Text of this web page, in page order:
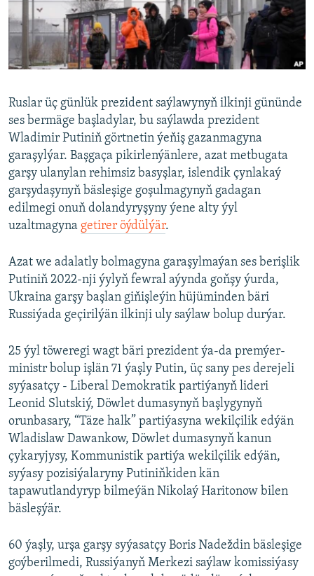
Ruslar üç günlük prezident saýlawynyň ilkinji gününde
ses bermäge başladylar, bu saýlawda prezident
Wladimir Putiniň görtnetin ýeňiş gazanmagyna
garaşylýar. Başgaça pikirlenýänlere, azat metbugata
garşy ulanylan rehimsiz basyşlar, islendik çynlakaý
garşydaşynyň bäsleşige goşulmagynyň gadagan
edilmegi onuň dolandyryşyny ýene alty ýyl
uzaltmagyna getirer öýdülýär.
Azat we adalatly bolmagyna garaşylmaýan ses berişlik
Putiniň 2022-nji ýylyň fewral aýynda goňşy ýurda,
Ukraina garşy başlan giňişleýin hüjüminden bäri
Russiýada geçirilýän ilkinji uly saýlaw bolup durýar.
25 ýyl töweregi wagt bäri prezident ýa-da premýer-
ministr bolup işlän 71 ýaşly Putin, üç sany pes derejeli
syýasatçy - Liberal Demokratik partiýanyň lideri
Leonid Slutskiý, Döwlet dumasynyň başlygynyň
orunbasary, “Täze halk” partiýasyna wekilçilik edýän
Wladislaw Dawankow, Döwlet dumasynyň kanun
çykaryjysy, Kommunistik partiýa wekilçilik edýän,
syýasy pozisiýalaryny Putiniňkiden kän
tapawutlandyryp bilmeýän Nikolaý Haritonow bilen
bäsleşýär.
60 ýaşly, urşa garşy syýasatçy Boris Nadeždin bäsleşige
goýberilmedi, Russiýanyň Merkezi saýlaw komissiýasy